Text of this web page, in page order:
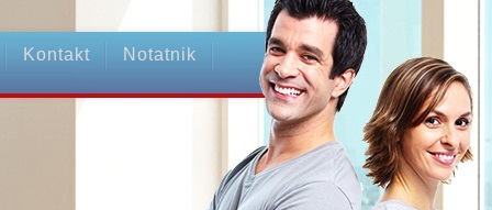
Kontakt Notatnik